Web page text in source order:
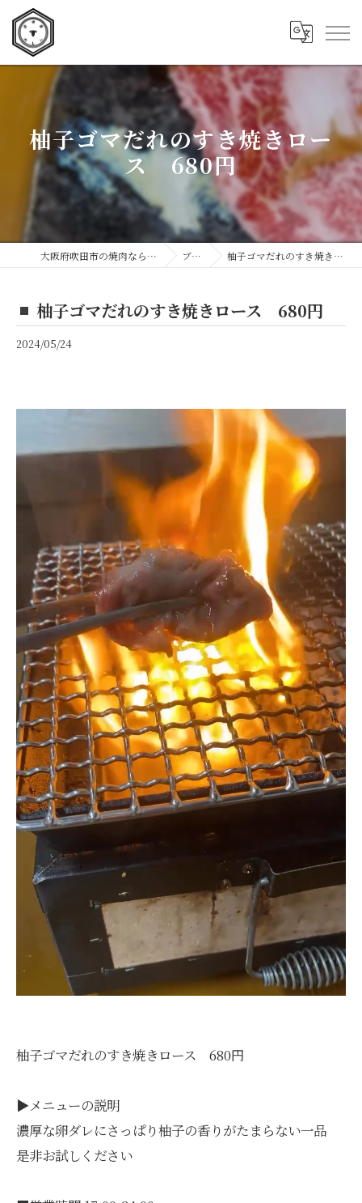
柚子ゴマだれのすき焼きロー
ス 680円
大阪府吹田市の焼肉なら炭焼屋 肉もん ブログ 柚子ゴマだれのすき焼きロース 680円
柚子ゴマだれのすき焼きロース 680円
2024/05/24
柚子ゴマだれのすき焼きロース 680円
▶メニューの説明
濃厚な卵ダレにさっぱり柚子の香りがたまらない一品
是非お試しください